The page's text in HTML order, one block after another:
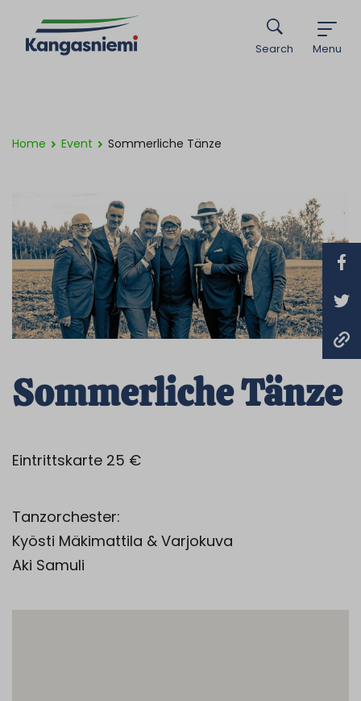
Menu
Search
Home Event Sommerliche Tänze
Sommerliche Tänze
Eintrittskarte 25 €
Tanzorchester:
Kyösti Mäkimattila & Varjokuva
Aki Samuli